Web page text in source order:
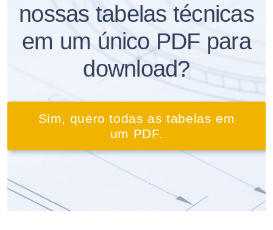
nossas tabelas técnicas
em um único PDF para
download?
Sim, quero todas as tabelas em
um PDF.